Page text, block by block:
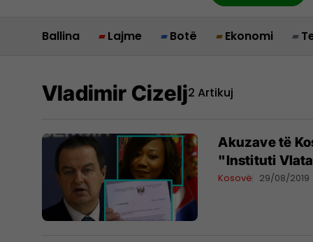
Ballina Lajme Botë Ekonomi
Vladimir Cizelj2 Artikuj
Akuzave të
"Instituti
Kosovë 29/08/2019